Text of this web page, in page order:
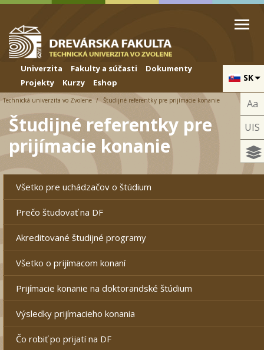
Skip to cookies
Skip to navigation
Skočiť na hlavný obsah
SK
Univerzita Fakulty a súčasti
Dokumenty
Projekty
Kurzy Eshop
Aa
UIS
Technická univerzita vo Zvolene Študijné referentky pre prijímacie konanie
Študijné referentky pre
prijímacie konanie
Všetko pre uchádzačov o štúdium
Prečo študovať na DF
Akreditované študijné programy
Všetko o prijímacom konaní
Prijímacie konanie na doktorandské štúdium
Výsledky prijímacieho konania
Čo robiť po prijatí na DF